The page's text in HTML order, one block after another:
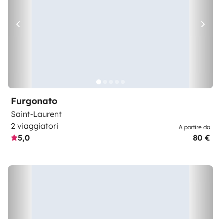
Furgonato
Saint-Laurent
2 viaggiatori
5,0
A partire da
80 €